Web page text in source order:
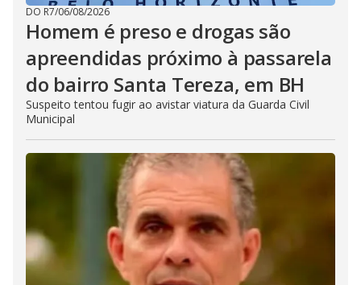
DO R7/06/08/2026
Homem é preso e drogas são
apreendidas próximo à passarela
do bairro Santa Tereza, em BH
Suspeito tentou fugir ao avistar viatura da Guarda Civil
Municipal